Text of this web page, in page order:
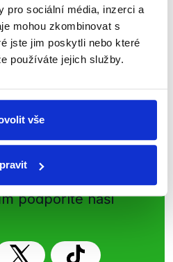
pro sociální média, inzerci a
mohou zkombinovat s
jste jim poskytli nebo které
používáte jejich služby.
vše
v Česku šíří.
WhatsApp
události
podpoříte naši